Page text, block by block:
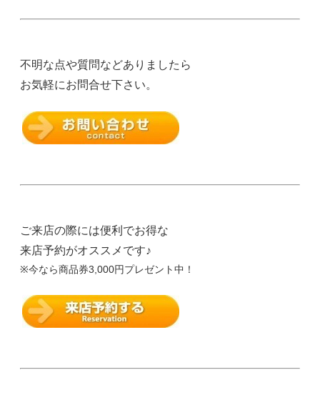
不明な点や質問などありましたら
お気軽にお問合せ下さい。
ご来店の際には便利でお得な
来店予約がオススメです♪
※今なら商品券3,000円プレゼント中！